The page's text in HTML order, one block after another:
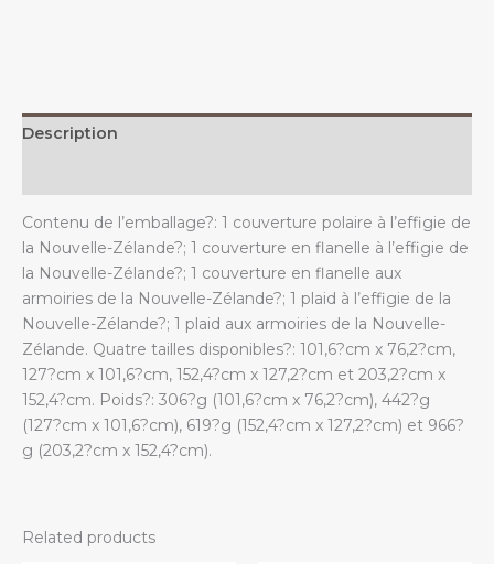
lit
quantity
Description
Contenu de l’emballage?: 1 couverture polaire à l’effigie de
la Nouvelle-Zélande?; 1 couverture en flanelle à l’effigie de
la Nouvelle-Zélande?; 1 couverture en flanelle aux
armoiries de la Nouvelle-Zélande?; 1 plaid à l’effigie de la
Nouvelle-Zélande?; 1 plaid aux armoiries de la Nouvelle-
Zélande. Quatre tailles disponibles?: 101,6?cm x 76,2?cm,
127?cm x 101,6?cm, 152,4?cm x 127,2?cm et 203,2?cm x
152,4?cm. Poids?: 306?g (101,6?cm x 76,2?cm), 442?g
(127?cm x 101,6?cm), 619?g (152,4?cm x 127,2?cm) et 966?
g (203,2?cm x 152,4?cm).
Related products